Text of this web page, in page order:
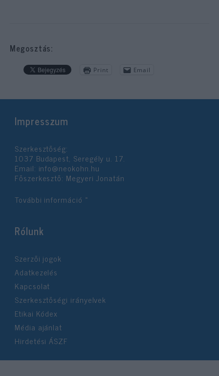
Megosztás:
Print Email
Impresszum
Szerkesztőség:
1037 Budapest, Seregély u. 17.
Email: info@neokohn.hu
Főszerkesztő: Megyeri Jonatán
További információ »
Rólunk
Szerzői jogok
Adatkezelés
Kapcsolat
Szerkesztőségi irányelvek
Etikai Kódex
Média ajánlat
Hirdetési ÁSZF